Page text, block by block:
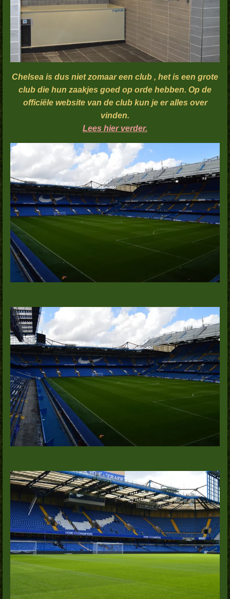
Chelsea is dus niet zomaar een club , het is een grote
club die hun zaakjes goed op orde hebben. Op de
officiële website van de club kun je er alles over
vinden.
Lees hier verder.